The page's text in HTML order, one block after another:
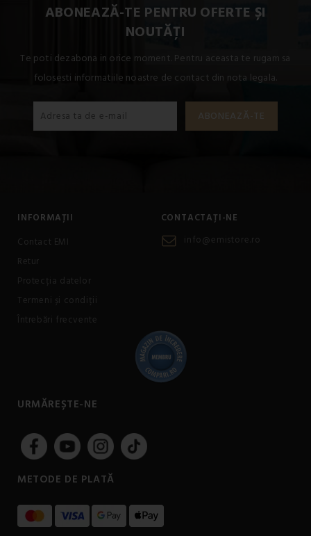
ABONEAZĂ-TE PENTRU OFERTE ȘI
NOUTĂȚI
Te poti dezabona in orice moment. Pentru aceasta te rugam sa
folosesti informatiile noastre de contact din nota legala.
INFORMAȚII
Contact EMI
Retur
Protecția datelor
Termeni și condiții
Întrebări frecvente
CONTACTAȚI-NE
info@emistore.ro
URMĂREȘTE-NE
METODE DE PLATĂ